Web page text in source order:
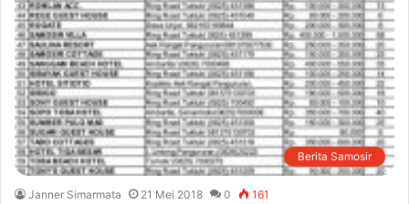
Berita Samosir
Janner Simarmata 21 Mei 2018 0 161